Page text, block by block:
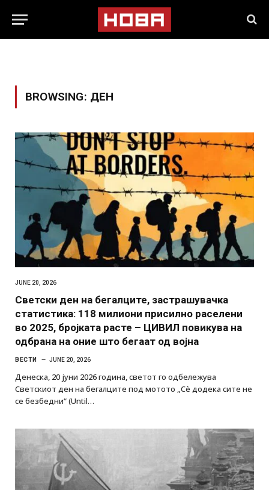
BROWSING: ДЕН
JUNE 20, 2026
Светски ден на бегалците, застрашувачка
статистика: 118 милиони присилно раселени
во 2025, бројката расте – ЦИВИЛ повикува на
одбрана на оние што бегаат од војна
ВЕСТИ JUNE 20, 2026
Денеска, 20 јуни 2026 година, светот го одбележува
Светскиот ден на бегалците под мотото „Сè додека сите не
се безбедни“ (Until…